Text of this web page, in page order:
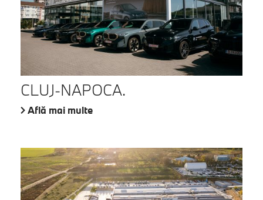
CLUJ-NAPOCA.
Află mai multe